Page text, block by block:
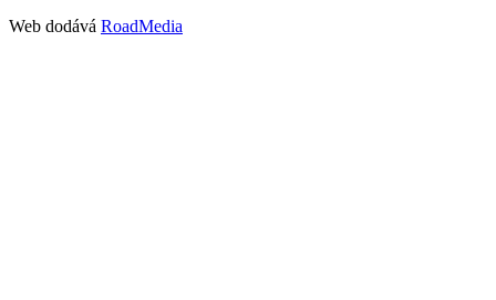
Web dodává RoadMedia